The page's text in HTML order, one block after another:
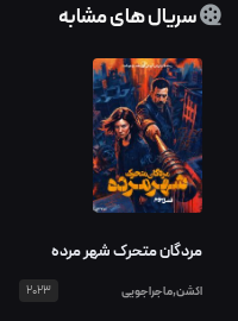
سریال های مشابه
مردگان متحرک شهر مرده
اکشن,ماجراجویی 2023